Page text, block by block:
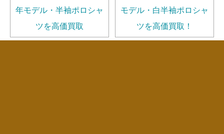
年モデル・半袖ポロシャ
ツを高価買取
モデル・白半袖ポロシャ
ツを高価買取！